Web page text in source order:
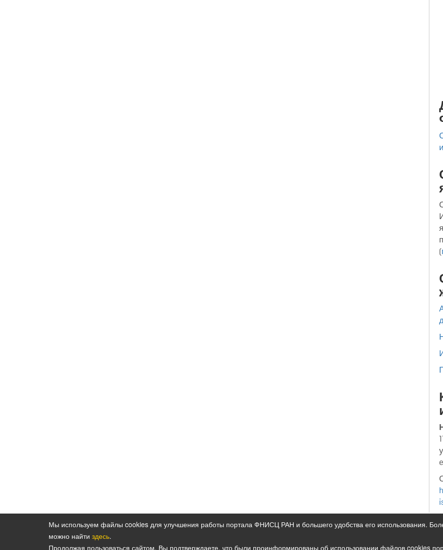
(
Политика конфиденциальности персональных данных
Мы используем файлы cookies для улучшения работы портала ФНИСЦ РАН и большего удобства его использования.
можно найти здесь.
Продолжая пользоваться сайтом, Вы подтверждаете, что были проинформированы об использовании файлов cookies